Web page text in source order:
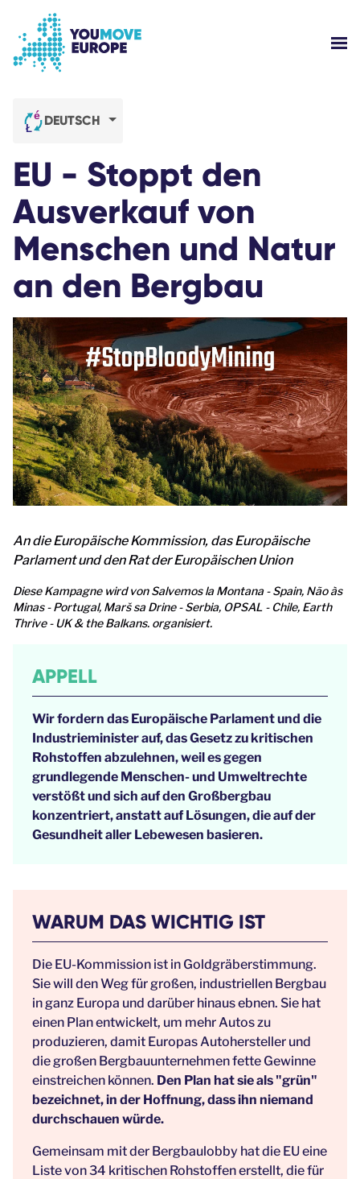
ANMELDEN
DEUTSCH
EU - Stoppt den
Ausverkauf von
Menschen und Natur
an den Bergbau
An die Europäische Kommission, das Europäische
Parlament und den Rat der Europäischen Union
Diese Kampagne wird von Salvemos la Montana - Spain, Não às
Minas - Portugal, Marš sa Drine - Serbia, OPSAL - Chile, Earth
Thrive - UK & the Balkans. organisiert.
APPELL
Wir fordern das Europäische Parlament und die
Industrieminister auf, das Gesetz zu kritischen
Rohstoffen abzulehnen, weil es gegen
grundlegende Menschen- und Umweltrechte
verstößt und sich auf den Großbergbau
konzentriert, anstatt auf Lösungen, die auf der
Gesundheit aller Lebewesen basieren.
WARUM DAS WICHTIG IST
Die EU-Kommission ist in Goldgräberstimmung.
Sie will den Weg für großen, industriellen Bergbau
in ganz Europa und darüber hinaus ebnen. Sie hat
einen Plan entwickelt, um mehr Autos zu
produzieren, damit Europas Autohersteller und
die großen Bergbauunternehmen fette Gewinne
einstreichen können. Den Plan hat sie als "grün"
bezeichnet, in der Hoffnung, dass ihn niemand
durchschauen würde.
Gemeinsam mit der Bergbaulobby hat die EU eine
Liste von 34 kritischen Rohstoffen erstellt, die für